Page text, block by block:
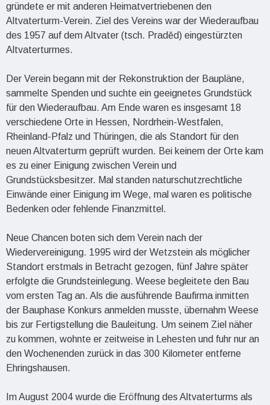
gründete er mit anderen Heimatvertriebenen den
Altvaterturm-Verein. Ziel des Vereins war der Wiederaufbau
des 1957 auf dem Altvater (tsch. Praděd) eingestürzten
Altvaterturmes.
Der Verein begann mit der Rekonstruktion der Baupläne,
sammelte Spenden und suchte ein geeignetes Grundstück
für den Wiederaufbau. Am Ende waren es insgesamt 18
verschiedene Orte in Hessen, Nordrhein-Westfalen,
Rheinland-Pfalz und Thüringen, die als Standort für den
neuen Altvaterturm geprüft wurden. Bei keinem der Orte kam
es zu einer Einigung zwischen Verein und
Grundstücksbesitzer. Mal standen naturschutzrechtliche
Einwände einer Einigung im Wege, mal waren es politische
Bedenken oder fehlende Finanzmittel.
Neue Chancen boten sich dem Verein nach der
Wiedervereinigung. 1995 wird der Wetzstein als möglicher
Standort erstmals in Betracht gezogen, fünf Jahre später
erfolgte die Grundsteinlegung. Weese begleitete den Bau
vom ersten Tag an. Als die ausführende Baufirma inmitten
der Bauphase Konkurs anmelden musste, übernahm Weese
bis zur Fertigstellung die Bauleitung. Um seinem Ziel näher
zu kommen, wohnte er zeitweise in Lehesten und fuhr nur an
den Wochenenden zurück in das 300 Kilometer entferne
Ehringshausen.
Im August 2004 wurde die Eröffnung des Altvaterturms als